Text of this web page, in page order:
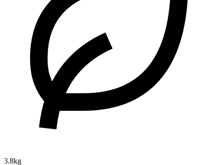
3.8kg